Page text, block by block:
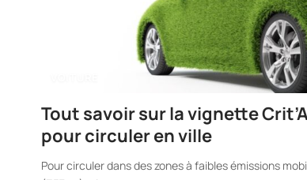
Tout savoir sur la vignette
pour circuler en ville
Pour circuler dans des zones à faibles émissions